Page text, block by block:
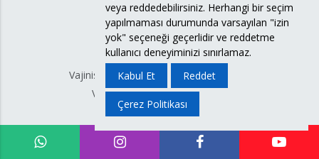
Cinsel ilişkiye Girememe
VAJİNİSMUS TEDAVİSİ
Vajinismus Tedavisi Nedir? Nasıl Yapılır?
Vajinismus Tedavi Yöntemleri
Vajinismus Tedavisi İstanbul
Vajinismus Tedavisi Ankara
Vajinismus Tedavisi İzmir
veya reddedebilirsiniz. Herhangi bir seçim
yapılmaması durumunda varsayılan "izin
yok" seçeneği geçerlidir ve reddetme
kullanıcı deneyiminizi sınırlamaz.
Kabul Et
Reddet
Çerez Politikası